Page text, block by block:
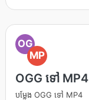
OG
MP
OGG ទៅ MP4
បម្លែង OGG ទៅ MP4